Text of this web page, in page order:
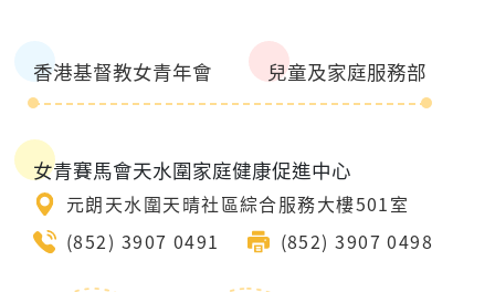
香港基督教女青年會 兒童及家庭服務部
女青賽馬會天水圍家庭健康促進中心
元朗天水圍天晴社區綜合服務大樓501室
(852) 3907 0491
(852) 3907 0498